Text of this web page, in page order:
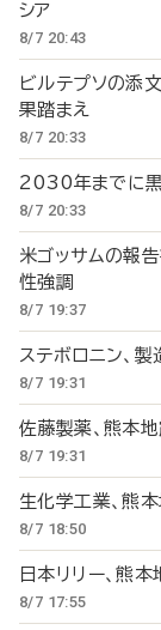
シア
8/7 20:43
ビルテプソの
果踏まえ
8/7 20:33
2030年までに
8/7 20:33
米ゴッサムの報
性強調
8/7 19:37
ステボロニン、
8/7 19:31
佐藤製薬、熊本
8/7 19:31
生化学工業、熊
8/7 18:50
日本リリー、熊
8/7 17:55